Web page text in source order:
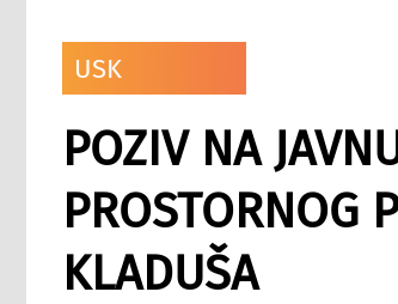
USK
POZIV NA
PROSTORNOG
KLADUŠA